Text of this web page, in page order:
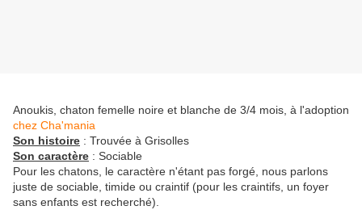
Anoukis, chaton femelle noire et blanche de 3/4 mois, à l'adoption
chez Cha'mania
Son histoire : Trouvée à Grisolles
Son caractère : Sociable
Pour les chatons, le caractère n'étant pas forgé, nous parlons
juste de sociable, timide ou craintif (pour les craintifs, un foyer
sans enfants est recherché).